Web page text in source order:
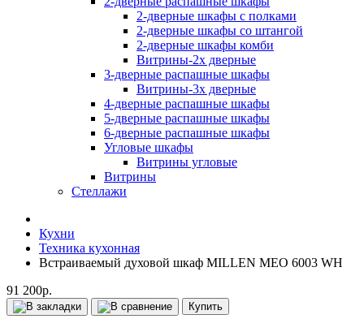
2-дверные шкафы с полками
2-дверные шкафы со штангой
2-дверные шкафы комби
Витрины-2х дверные
3-дверные распашные шкафы
Витрины-3х дверные
4-дверные распашные шкафы
5-дверные распашные шкафы
6-дверные распашные шкафы
Угловые шкафы
Витрины угловые
Витрины
Стеллажи
Кухни
Техника кухонная
Встраиваемый духовой шкаф MILLEN MEO 6003 WH
91 200р.
Купить